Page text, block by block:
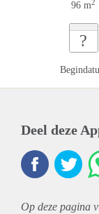
96 m2
?
Deel deze
Op deze pagina